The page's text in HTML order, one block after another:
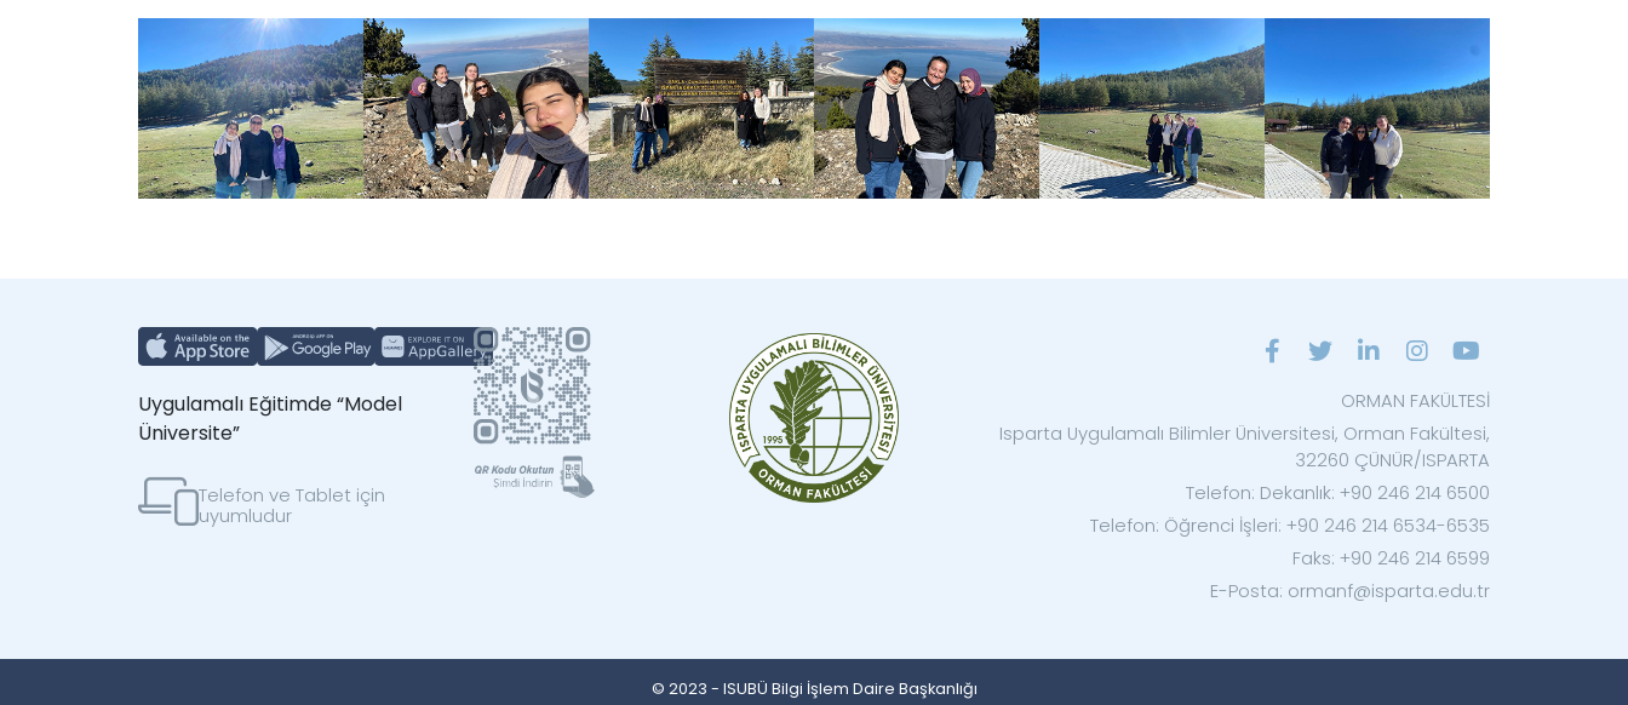
Uygulamalı Eğitimde “Model
Üniversite”
Telefon ve Tablet için
uyumludur
ORMAN FAKÜLTESİ
Isparta Uygulamalı Bilimler Üniversitesi, Orman Fakültesi,
32260 ÇÜNÜR/ISPARTA
Telefon: Dekanlık: +90 246 214 6500
Telefon: Öğrenci İşleri: +90 246 214 6534-6535
Faks: +90 246 214 6599
E-Posta: ormanf@isparta.edu.tr
© 2023 - ISUBÜ Bilgi İşlem Daire Başkanlığı